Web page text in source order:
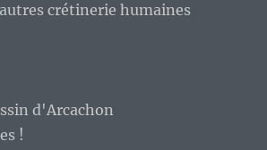
crétinerie humaines
d'Arcachon
!